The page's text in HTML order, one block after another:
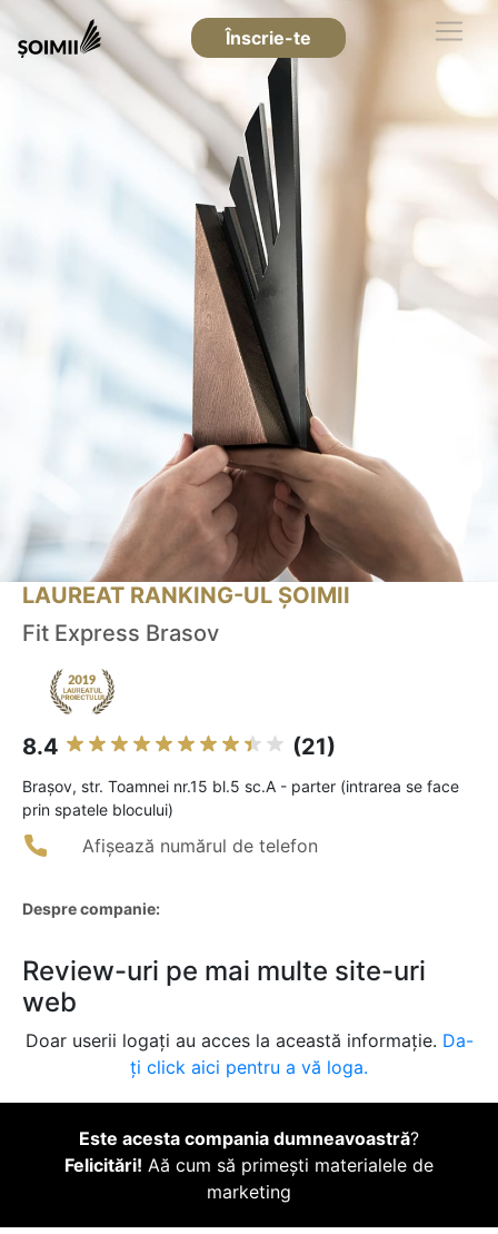
Înscrie-te
LAUREAT RANKING-UL ȘOIMII
Fit Express Brasov
8.4 (21)
Braşov, str. Toamnei nr.15 bl.5 sc.A - parter (intrarea se face
prin spatele blocului)
Afișează numărul de telefon
Despre companie:
Review-uri pe mai multe site-uri
web
Doar userii logați au acces la această informație. Da-
ți click aici pentru a vă loga.
Este acesta compania dumneavoastră?
Felicitări! Aă cum să primești materialele de
marketing